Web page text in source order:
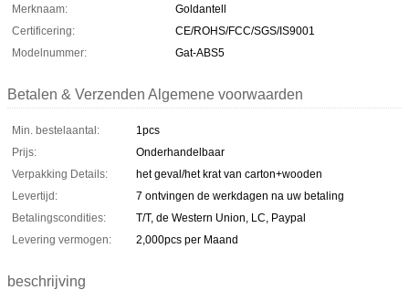
Merknaam:
Goldantell
Certificering:
CE/ROHS/FCC/SGS/IS9001
Modelnummer:
Gat-ABS5
Betalen & Verzenden Algemene voorwaarden
Min. bestelaantal:
1pcs
Prijs:
Onderhandelbaar
Verpakking Details:
het geval/het krat van carton+wooden
Levertijd:
7 ontvingen de werkdagen na uw betaling
Betalingscondities:
T/T, de Western Union, LC, Paypal
Levering vermogen:
2,000pcs per Maand
beschrijving